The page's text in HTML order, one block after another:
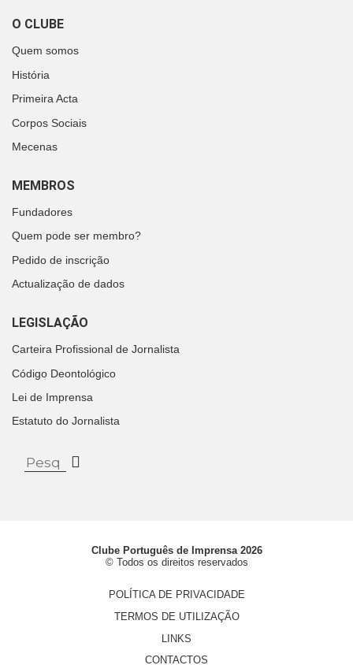
O CLUBE
Quem somos
História
Primeira Acta
Corpos Sociais
Mecenas
MEMBROS
Fundadores
Quem pode ser membro?
Pedido de inscrição
Actualização de dados
LEGISLAÇÃO
Carteira Profissional de Jornalista
Código Deontológico
Lei de Imprensa
Estatuto do Jornalista
Clube Português de Imprensa 2026
© Todos os direitos reservados
POLÍTICA DE PRIVACIDADE
TERMOS DE UTILIZAÇÃO
LINKS
CONTACTOS